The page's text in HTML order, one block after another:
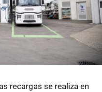
recargas se realiza en